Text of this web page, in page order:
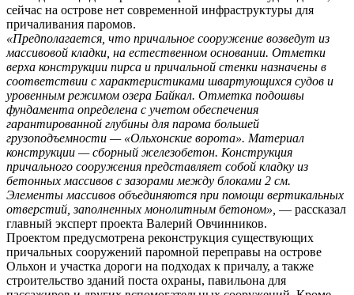
сейчас на острове нет современной инфраструктуры для
причаливания паромов.
«Предполагается, что причальное сооружение возведут из
массивовой кладки, на естественном основании. Отметки
верха конструкции пирса и причальной стенки назначены в
соответствии с характеристиками швартующихся судов и
уровенным режимом озера Байкал. Отметка подошвы
фундамента определена с учетом обеспечения
гарантированной глубины для парома большей
грузоподъемности — «Ольхонские ворота». Материал
конструкции — сборный железобетон. Конструкция
причального сооружения представляет собой кладку из
бетонных массивов с зазорами между блоками 2 см.
Элементы массивов объединяются при помощи вертикальных
отверстий, заполненных монолитным бетоном», — рассказал
главный эксперт проекта Валерий Овчинников.
Проектом предусмотрена реконструкция существующих
причальных сооружений паромной переправы на острове
Ольхон и участка дороги на подходах к причалу, а также
строительство зданий поста охраны, павильона для